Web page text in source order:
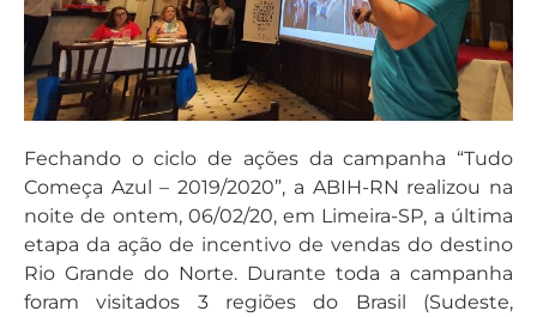
Fechando o ciclo de ações da campanha “Tudo
Começa Azul – 2019/2020”, a ABIH-RN realizou na
noite de ontem, 06/02/20, em Limeira-SP, a última
etapa da ação de incentivo de vendas do destino
Rio Grande do Norte. Durante toda a campanha
foram visitados 3 regiões do Brasil (Sudeste,